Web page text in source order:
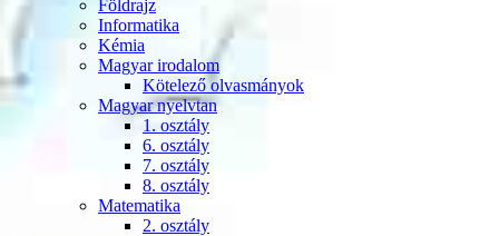
Földrajz
Informatika
Kémia
Magyar irodalom
Kötelező olvasmányok
Magyar nyelvtan
1. osztály
6. osztály
7. osztály
8. osztály
Matematika
2. osztály